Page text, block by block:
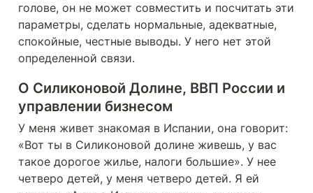
голове, он не может совместить и посчитать эти
параметры, сделать нормальные, адекватные,
спокойные, честные выводы. У него нет этой
определенной связи.
О Силиконовой Долине, ВВП России и
управлении бизнесом
У меня живет знакомая в Испании, она говорит:
«Вот ты в Силиконовой долине живешь, у вас
такое дорогое жилье, налоги большие». У нее
четверо детей, у меня четверо детей. Я ей